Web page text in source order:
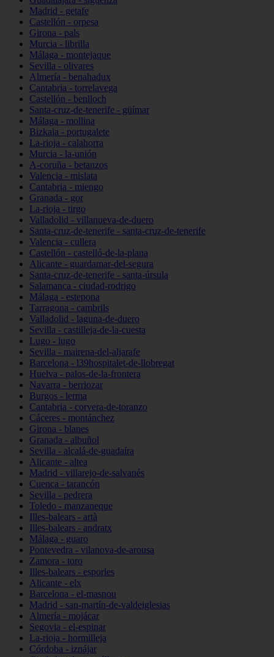
Madrid - getafe
Castellón - orpesa
Girona - pals
Murcia - librilla
Málaga - montejaque
Sevilla - olivares
Almería - benahadux
Cantabria - torrelavega
Castellón - benlloch
Santa-cruz-de-tenerife - güímar
Málaga - mollina
Bizkaia - portugalete
La-rioja - calahorra
Murcia - la-unión
A-coruña - betanzos
Valencia - mislata
Cantabria - miengo
Granada - gor
La-rioja - tirgo
Valladolid - villanueva-de-duero
Santa-cruz-de-tenerife - santa-cruz-de-tenerife
Valencia - cullera
Castellón - castelló-de-la-plana
Alicante - guardamar-del-segura
Santa-cruz-de-tenerife - santa-úrsula
Salamanca - ciudad-rodrigo
Málaga - estepona
Tarragona - cambrils
Valladolid - laguna-de-duero
Sevilla - castilleja-de-la-cuesta
Lugo - lugo
Sevilla - mairena-del-aljarafe
Barcelona - l39hospitalet-de-llobregat
Huelva - palos-de-la-frontera
Navarra - berriozar
Burgos - lerma
Cantabria - corvera-de-toranzo
Cáceres - montánchez
Girona - blanes
Granada - albuñol
Sevilla - alcalá-de-guadaíra
Alicante - altea
Madrid - villarejo-de-salvanés
Cuenca - tarancón
Sevilla - pedrera
Toledo - manzaneque
Illes-balears - artà
Illes-balears - andratx
Málaga - guaro
Pontevedra - vilanova-de-arousa
Zamora - toro
Illes-balears - esporles
Alicante - elx
Barcelona - el-masnou
Madrid - san-martín-de-valdeiglesias
Almería - mojácar
Segovia - el-espinar
La-rioja - hormilleja
Córdoba - iznájar